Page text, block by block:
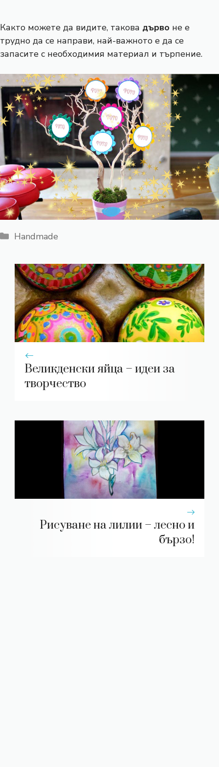
Както можете да видите, такова дърво не е
трудно да се направи, най-важното е да се
запасите с необходимия материал и търпение.
Категории
Handmade
Великденски яйца – идеи за
творчество
Рисуване на лилии – лесно и
бързо!